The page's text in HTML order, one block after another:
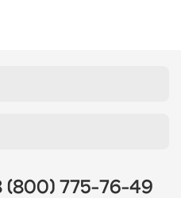
(800) 775-76-49